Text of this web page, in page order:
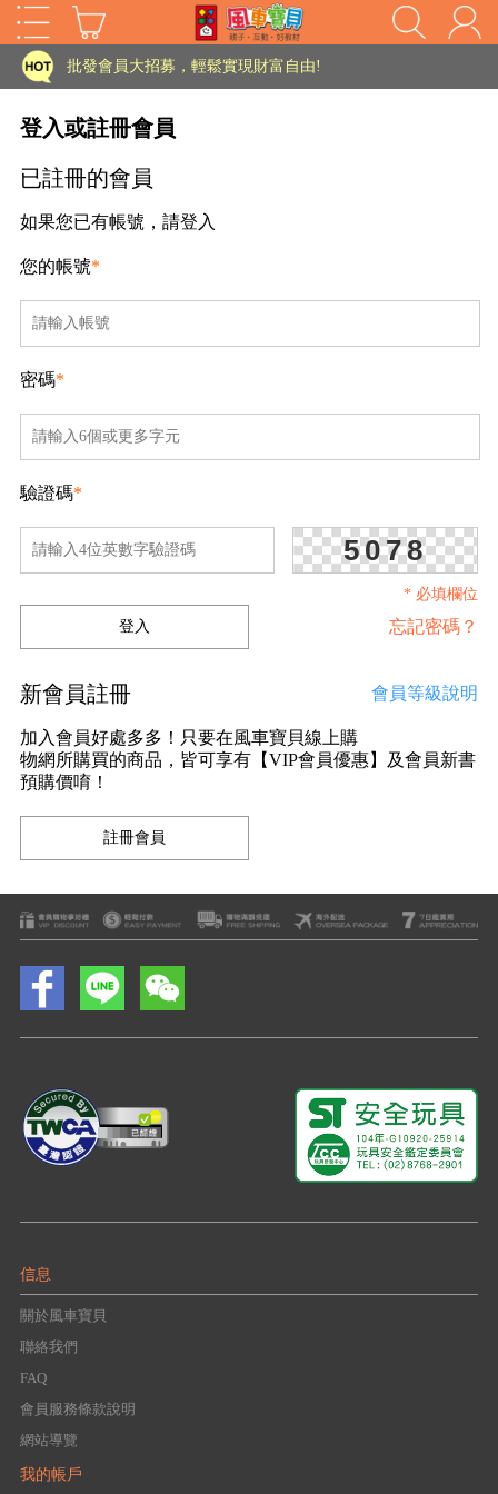
家長樂了!「風車書版集團暨FOOD超人企業總部」目前正興建中!
批發會員大招募，輕鬆實現財富自由!
登入或註冊會員
已註冊的會員
如果您已有帳號，請登入
您的帳號*
密碼*
驗證碼*
5078
* 必填欄位
忘記密碼？
新會員註冊 會員等級說明
加入會員好處多多！只要在風車寶貝線上購
物網所購買的商品，皆可享有【VIP會員優惠】及會員新書
預購價唷！
信息
關於風車寶貝
聯絡我們
FAQ
會員服務條款說明
網站導覽
我的帳戶